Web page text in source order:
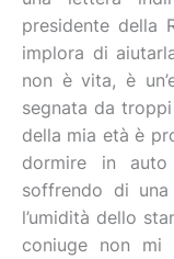
presidente della
implora di
non è vita, è
segnata da
della mia età è
dormire in
soffrendo di
l’umidità dello
coniuge non mi